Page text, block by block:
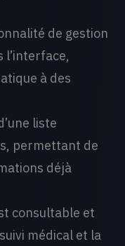
de gestion
à des
liste
permettant de
déjà
consultable et
médical et la